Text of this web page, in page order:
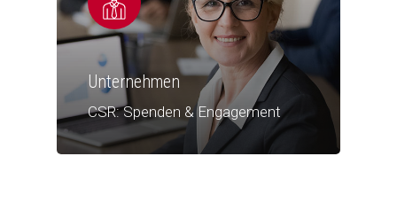
Unternehmen
CSR: Spenden & Engagement